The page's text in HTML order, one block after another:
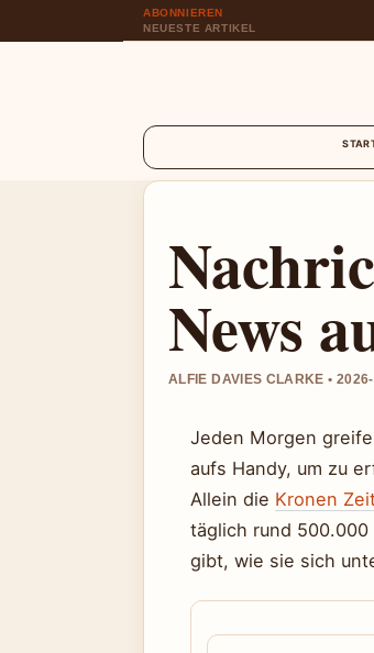
ABONNIEREN
NEUESTE ARTIKEL
News
ALFIE DAVIES CLARKE •
Jeden Morgen
aufs Handy, um zu
Allein die Kronen
täglich rund
gibt, wie sie sich